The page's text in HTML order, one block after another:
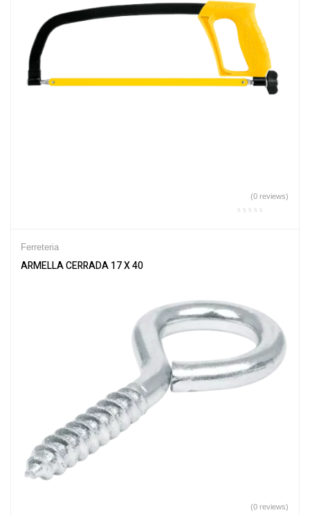
(0 reviews)
Ferreteria
ARMELLA CERRADA 17 X 40
(0 reviews)